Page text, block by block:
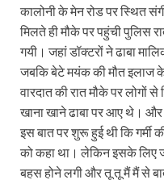
कालोनी के मेन रोड पर स्थित
मिलते ही मौके पर पहुंची पुलिस
गयी। जहां डॉक्टरों ने ढाबा
जबकि बेटे मयंक की मौत इलाज के
वारदात की रात मौके पर लोगों
खाना खाने ढाबा पर आए थे। और
इस बात पर शुरू हुई थी कि
को कहा था। लेकिन इसके लिए
बहस होने लगी और तू तू मैं मैं से